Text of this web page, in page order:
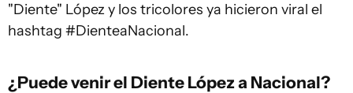
"Diente" López y los tricolores ya hicieron viral el
hashtag #DienteaNacional.
¿Puede venir el Diente López a Nacional?